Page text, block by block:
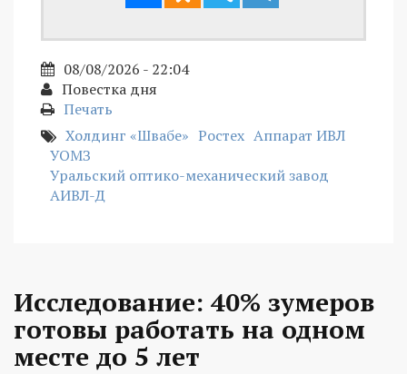
08/08/2026 - 22:04
Повестка дня
Печать
Холдинг «Швабе» Ростех Аппарат ИВЛ
УОМЗ
Уральский оптико-механический завод
АИВЛ-Д
Исследование: 40% зумеров
готовы работать на одном
месте до 5 лет